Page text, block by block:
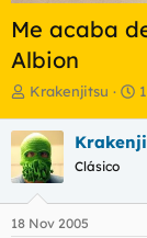
Me acaba
Albion
I
i
c
i
a
d
o
Krakenjitsu
F
h
e
Clásico
18 Nov 2005